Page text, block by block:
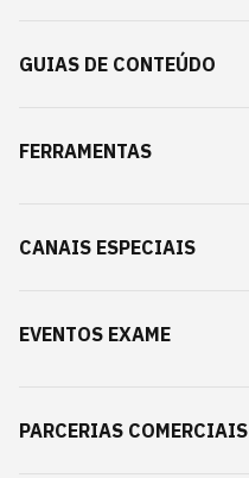
GUIAS DE CONTEÚDO
FERRAMENTAS
CANAIS ESPECIAIS
EVENTOS EXAME
PARCERIAS COMERCIAIS